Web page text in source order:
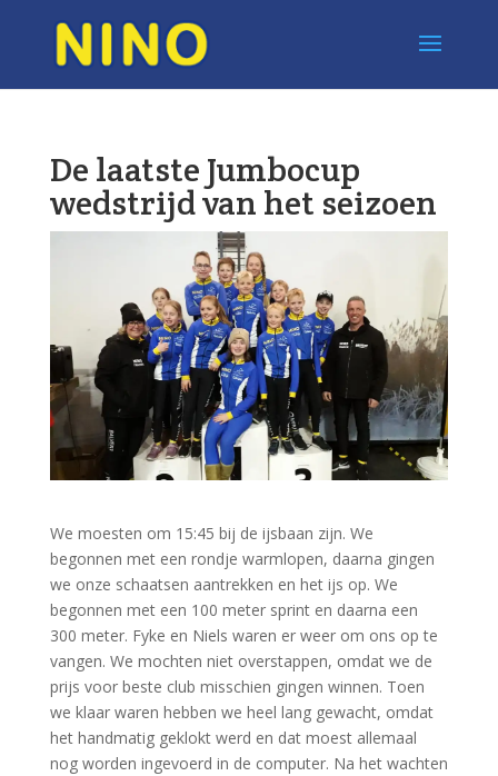
De laatste Jumbocup
wedstrijd van het seizoen
We moesten om 15:45 bij de ijsbaan zijn. We
begonnen met een rondje warmlopen, daarna gingen
we onze schaatsen aantrekken en het ijs op. We
begonnen met een 100 meter sprint en daarna een
300 meter. Fyke en Niels waren er weer om ons op te
vangen. We mochten niet overstappen, omdat we de
prijs voor beste club misschien gingen winnen. Toen
we klaar waren hebben we heel lang gewacht, omdat
het handmatig geklokt werd en dat moest allemaal
nog worden ingevoerd in de computer. Na het wachten